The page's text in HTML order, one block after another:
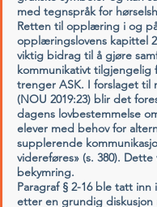
med tegnspråk for
Retten til opplæring i og
opplæringslovens kapittel
viktig bidrag til å gjøre
kommunikativt tilgjengelig
trenger ASK. I forslaget til
(NOU 2019:23) blir det
dagens lovbestemmelse
elever med behov for
supplerende
videreføres» (s. 380).
bekymring.
Paragraf § 2-16 ble tatt inn
etter en grundig diskusjon